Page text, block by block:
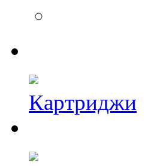
Картриджи